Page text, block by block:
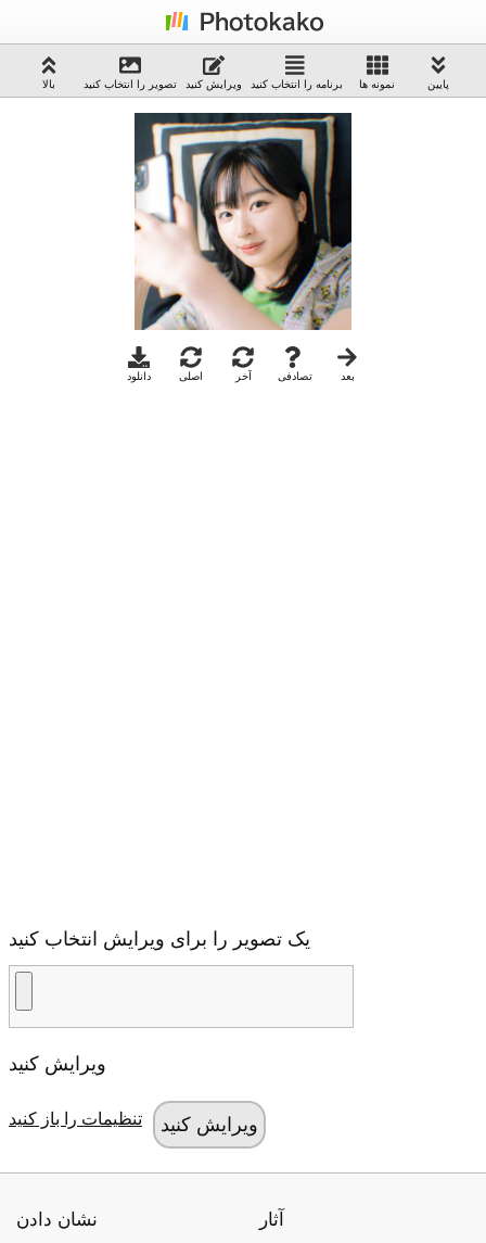
بالا تصویر را انتخاب کنید ویرایش کنید برنامه را انتخاب کنید نمونه ها پایین
دانلود اصلی آخر تصادفی بعد
یک تصویر را برای ویرایش انتخاب کنید
ویرایش کنید
تنظیمات را باز کنید
نشان دادن آثار